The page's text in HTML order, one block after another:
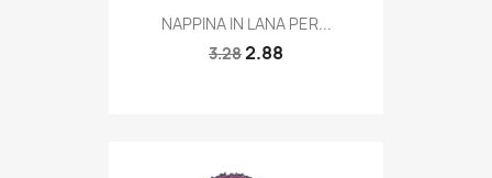
Quick view
NAPPINA IN LANA PER...
3.282.88